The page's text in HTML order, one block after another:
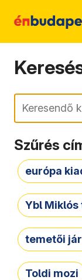
Keresés
Szűrés
európa
Ybl Miklós
temetői
Toldi mozi